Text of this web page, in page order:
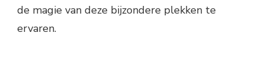
de magie van deze bijzondere plekken te
ervaren.